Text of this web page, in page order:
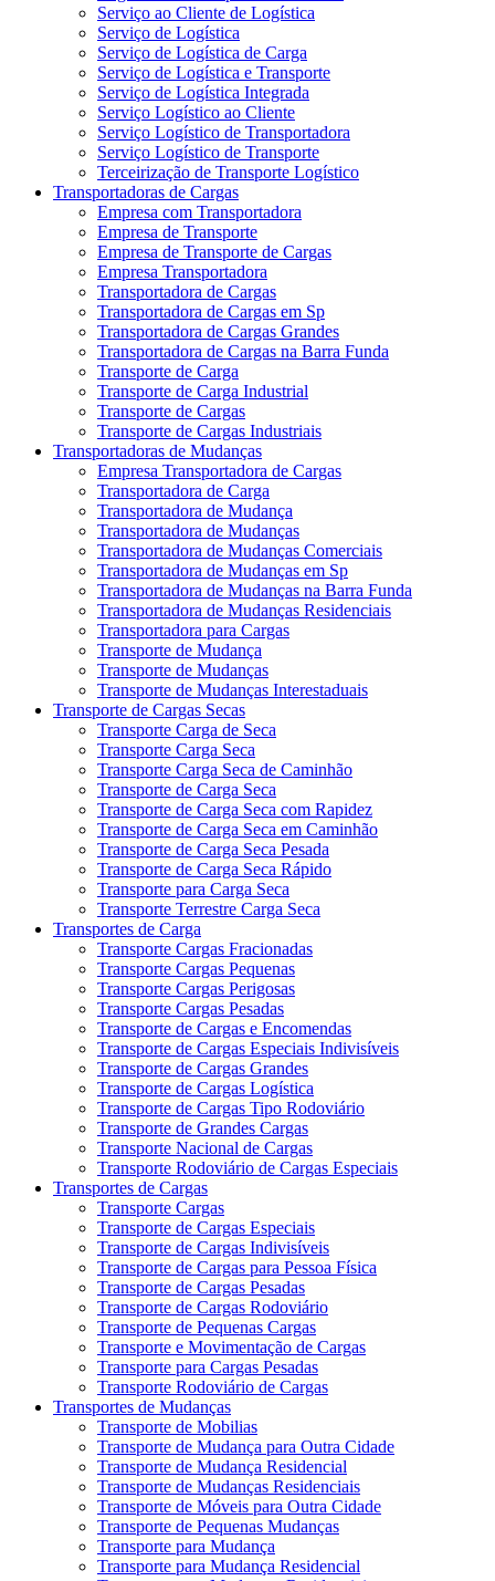
Serviço ao Cliente de Logística
Serviço de Logística
Serviço de Logística de Carga
Serviço de Logística e Transporte
Serviço de Logística Integrada
Serviço Logístico ao Cliente
Serviço Logístico de Transportadora
Serviço Logístico de Transporte
Terceirização de Transporte Logístico
Transportadoras de Cargas
Empresa com Transportadora
Empresa de Transporte
Empresa de Transporte de Cargas
Empresa Transportadora
Transportadora de Cargas
Transportadora de Cargas em Sp
Transportadora de Cargas Grandes
Transportadora de Cargas na Barra Funda
Transporte de Carga
Transporte de Carga Industrial
Transporte de Cargas
Transporte de Cargas Industriais
Transportadoras de Mudanças
Empresa Transportadora de Cargas
Transportadora de Carga
Transportadora de Mudança
Transportadora de Mudanças
Transportadora de Mudanças Comerciais
Transportadora de Mudanças em Sp
Transportadora de Mudanças na Barra Funda
Transportadora de Mudanças Residenciais
Transportadora para Cargas
Transporte de Mudança
Transporte de Mudanças
Transporte de Mudanças Interestaduais
Transporte de Cargas Secas
Transporte Carga de Seca
Transporte Carga Seca
Transporte Carga Seca de Caminhão
Transporte de Carga Seca
Transporte de Carga Seca com Rapidez
Transporte de Carga Seca em Caminhão
Transporte de Carga Seca Pesada
Transporte de Carga Seca Rápido
Transporte para Carga Seca
Transporte Terrestre Carga Seca
Transportes de Carga
Transporte Cargas Fracionadas
Transporte Cargas Pequenas
Transporte Cargas Perigosas
Transporte Cargas Pesadas
Transporte de Cargas e Encomendas
Transporte de Cargas Especiais Indivisíveis
Transporte de Cargas Grandes
Transporte de Cargas Logística
Transporte de Cargas Tipo Rodoviário
Transporte de Grandes Cargas
Transporte Nacional de Cargas
Transporte Rodoviário de Cargas Especiais
Transportes de Cargas
Transporte Cargas
Transporte de Cargas Especiais
Transporte de Cargas Indivisíveis
Transporte de Cargas para Pessoa Física
Transporte de Cargas Pesadas
Transporte de Cargas Rodoviário
Transporte de Pequenas Cargas
Transporte e Movimentação de Cargas
Transporte para Cargas Pesadas
Transporte Rodoviário de Cargas
Transportes de Mudanças
Transporte de Mobilias
Transporte de Mudança para Outra Cidade
Transporte de Mudança Residencial
Transporte de Mudanças Residenciais
Transporte de Móveis para Outra Cidade
Transporte de Pequenas Mudanças
Transporte para Mudança
Transporte para Mudança Residencial